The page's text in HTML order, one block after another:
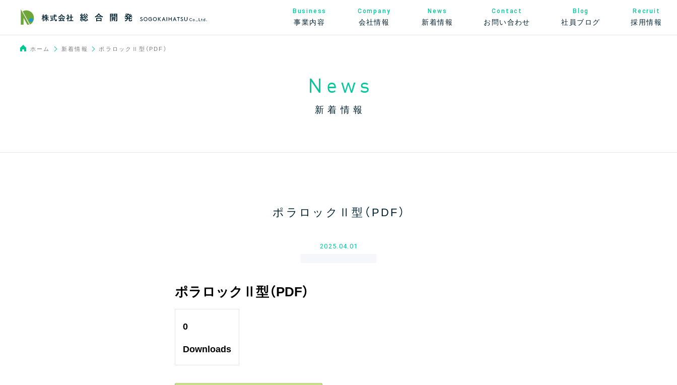
Business
事業内容
Company
会社情報
News
新着情報
Contact
お問い合わせ
Blog
社員ブログ
Recruit
採用情報
ホーム 新着情報 ポラロックⅡ型（PDF）
News
新着情報
ポラロックⅡ型（PDF）
2025.04.01
ポラロックⅡ型（PDF）
0
Downloads